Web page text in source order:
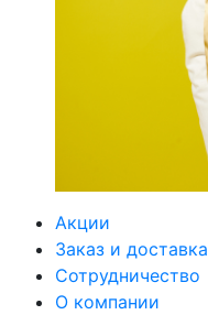
Акции
Заказ и доставка
Сотрудничество
О компании